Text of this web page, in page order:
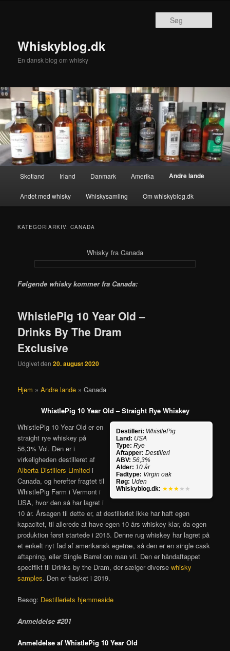
Whiskyblog.dk
En dansk blog om whisky
Skotland Irland Danmark Amerika Andre lande
Andet med whisky Whiskysamling Om whiskyblog.dk
KATEGORIARKIV:CANADA
Whisky fra Canada
Følgende whisky kommer fra Canada:
WhistlePig 10 Year Old –
Drinks By The Dram
Exclusive
Udgivet den20. august 2020
Hjem »Andre lande »Canada
WhistlePig 10 Year Old – Straight Rye Whiskey
Destilleri: WhistlePig
Land: USA
Type: Rye
Aftapper: Destilleri
ABV: 56,3%
Alder: 10 år
Fadtype: Virgin oak
Røg: Uden
Whiskyblog.dk: ★★★ ★★
WhistlePig 10 Year Old er en
straight rye whiskey på
56,3% Vol. Den er i
virkeligheden destilleret af
Alberta Distillers Limited i
Canada, og herefter fragtet til
WhistlePig Farm i Vermont i
USA, hvor den så har lagret i
10 år. Årsagen til dette er, at destilleriet ikke har haft egen
kapacitet, til allerede at have egen 10 års whiskey klar, da egen
produktion først startede i 2015. Denne rug whiskey har lagret på
et enkelt nyt fad af amerikansk egetræ, så den er en single cask
aftapning, eller Single Barrel om man vil. Den er håndaftappet
specifikt til Drinks by the Dram, der sælger diversewhisky
samples. Den er flasket i 2019.
Besøg: Destilleriets hjemmeside
Anmeldelse #201
Anmeldelse af WhistlePig 10 Year Old